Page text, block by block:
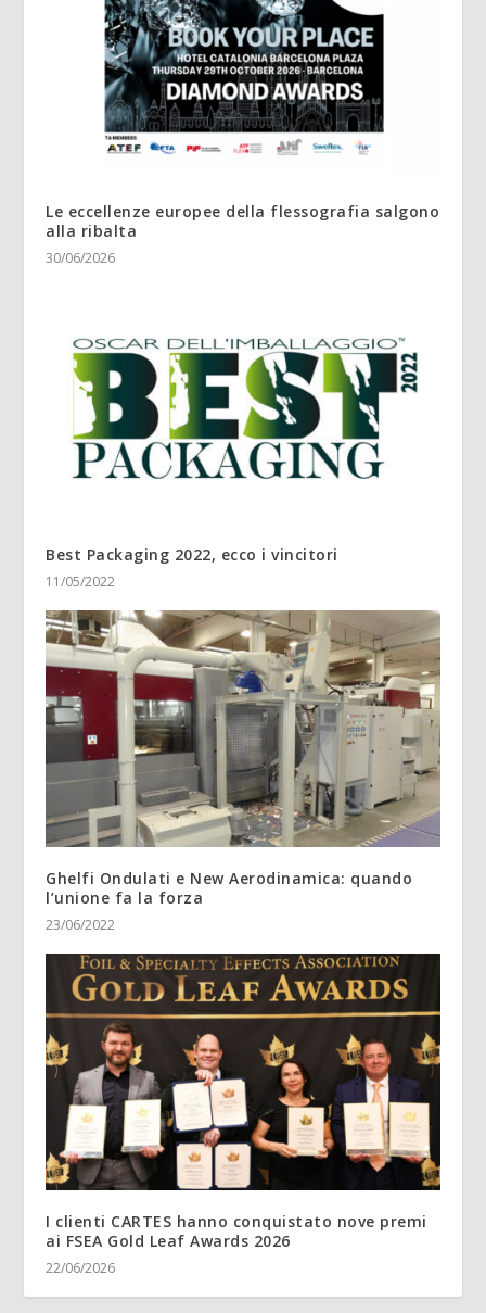
Le eccellenze europee della flessografia salgono
alla ribalta
30/06/2026
Best Packaging 2022, ecco i vincitori
11/05/2022
Ghelfi Ondulati e New Aerodinamica: quando
l’unione fa la forza
23/06/2022
I clienti CARTES hanno conquistato nove premi
ai FSEA Gold Leaf Awards 2026
22/06/2026